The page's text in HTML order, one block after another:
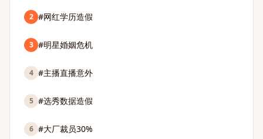
2 #网红学历造假
3 #明星婚姻危机
4 #主播直播意外
5 #选秀数据造假
6 #大厂裁员30%